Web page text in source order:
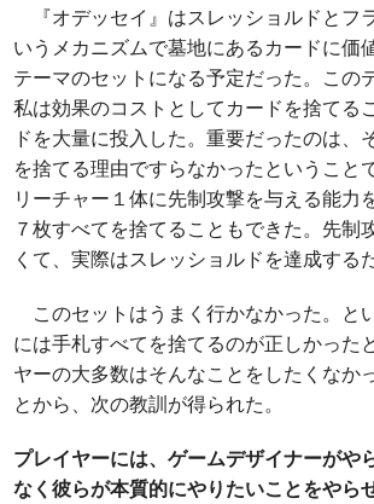
『オデッセイ』はスレッショルドとフ
いうメカニズムで墓地にあるカードに価
テーマのセットになる予定だった。この
私は効果のコストとしてカードを捨てる
ドを大量に投入した。重要だったのは、
を捨てる理由ですらなかったということ
リーチャー１体に先制攻撃を与える能力
７枚すべてを捨てることもできた。先制
くて、実際はスレッショルドを達成する
このセットはうまく行かなかった。と
には手札すべてを捨てるのが正しかった
ヤーの大多数はそんなことをしたくなか
とから、次の教訓が得られた。
プレイヤーには、ゲームデザイナーがや
なく彼らが本質的にやりたいことをやら